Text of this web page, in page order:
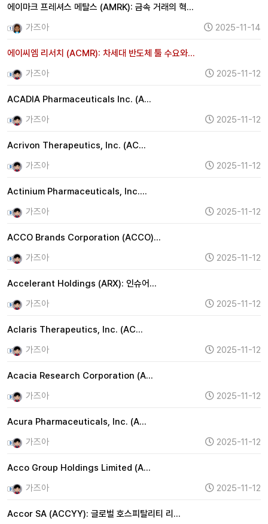
에이마크 프레셔스 메탈스 (AMRK): 금속 거래의 혁…
가즈아
2025-11-14
에이씨엠 리서치 (ACMR): 차세대 반도체 툴 수요와…
가즈아
2025-11-12
ACADIA Pharmaceuticals Inc. (A…
가즈아
2025-11-12
Acrivon Therapeutics, Inc. (AC…
가즈아
2025-11-12
Actinium Pharmaceuticals, Inc.…
가즈아
2025-11-12
ACCO Brands Corporation (ACCO)…
가즈아
2025-11-12
Accelerant Holdings (ARX): 인슈어…
가즈아
2025-11-12
Aclaris Therapeutics, Inc. (AC…
가즈아
2025-11-12
Acacia Research Corporation (A…
가즈아
2025-11-12
Acura Pharmaceuticals, Inc. (A…
가즈아
2025-11-12
Acco Group Holdings Limited (A…
가즈아
2025-11-12
Accor SA (ACCYY): 글로벌 호스피탈리티 리…